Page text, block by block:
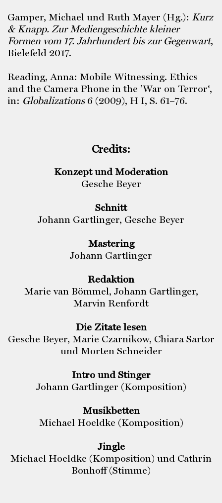
Gamper, Michael und Ruth Mayer (Hg.): Kurz
& Knapp. Zur Mediengeschichte kleiner
Formen vom 17. Jahrhundert bis zur Gegenwart,
Bielefeld 2017.
Reading, Anna: Mobile Witnessing. Ethics
and the Camera Phone in the ’War on Terror‘,
in: Globalizations6 (2009), H I, S. 61–76.
Credits:
Konzept und Moderation
Gesche Beyer
Schnitt
Johann Gartlinger, Gesche Beyer
Mastering
Johann Gartlinger
Redaktion
Marie van Bömmel, Johann Gartlinger,
Marvin Renfordt
Die Zitate lesen
Gesche Beyer, Marie Czarnikow, Chiara Sartor
und Morten Schneider
Intro und Stinger
Johann Gartlinger (Komposition)
Musikbetten
Michael Hoeldke (Komposition)
Jingle
Michael Hoeldke (Komposition) und Cathrin
Bonhoff (Stimme)